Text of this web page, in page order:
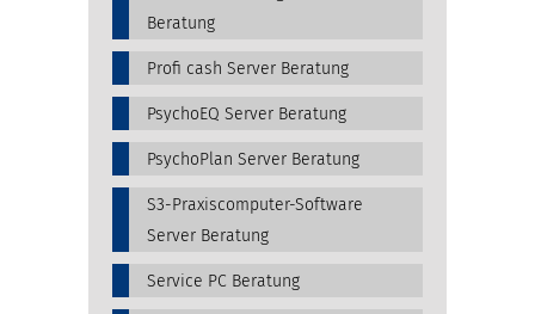
Beratung
Profi cash Server Beratung
PsychoEQ Server Beratung
PsychoPlan Server Beratung
S3-Praxiscomputer-Software
Server Beratung
Service PC Beratung